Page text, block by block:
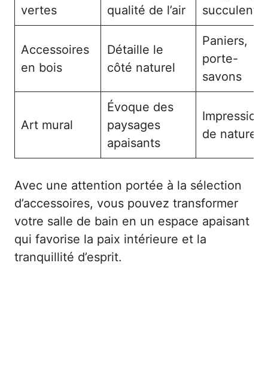
vertes
qualité de l’air
succulent
Accessoires
en bois
Détaille le
côté naturel
Paniers,
porte-
savons
Art mural
Évoque des
paysages
apaisants
de nature
Avec une attention portée à la sélection
d’accessoires, vous pouvez transformer
votre salle de bain en un espace apaisant
qui favorise la paix intérieure et la
tranquillité d’esprit.